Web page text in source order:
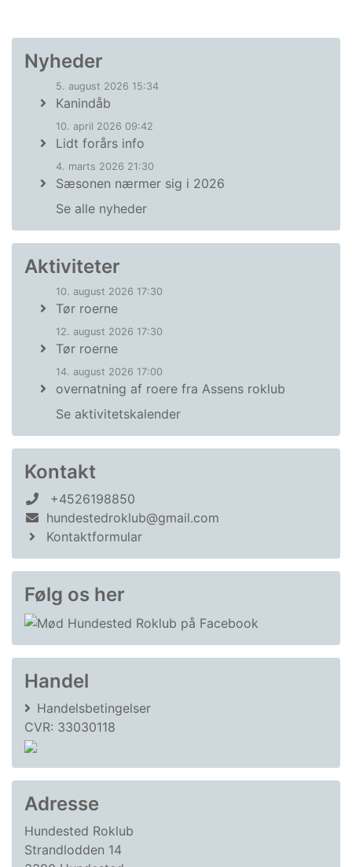
Nyheder
5. august 2026 15:34
Kanindåb
10. april 2026 09:42
Lidt forårs info
4. marts 2026 21:30
Sæsonen nærmer sig i 2026
Se alle nyheder
Aktiviteter
10. august 2026 17:30
Tør roerne
12. august 2026 17:30
Tør roerne
14. august 2026 17:00
overnatning af roere fra Assens roklub
Se aktivitetskalender
Kontakt
+4526198850
hundestedroklub@gmail.com
Kontaktformular
Følg os her
Handel
Handelsbetingelser
CVR: 33030118
Adresse
Hundested Roklub
Strandlodden 14